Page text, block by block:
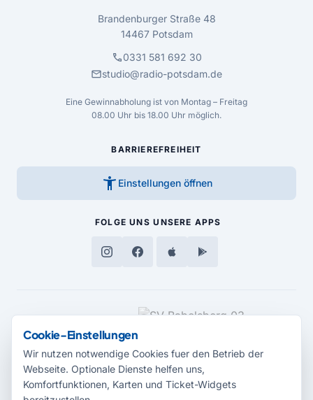
Brandenburger Straße 48
14467 Potsdam
call0331 581 692 30
mailstudio@radio-potsdam.de
Eine Gewinnabholung ist von Montag – Freitag
08.00 Uhr bis 18.00 Uhr möglich.
BARRIEREFREIHEIT
accessibility_new Einstellungen öffnen
FOLGE UNS UNSERE APPS
MEDIENPARTNER
Cookie-Einstellungen
Wir nutzen notwendige Cookies fuer den Betrieb der
Webseite. Optionale Dienste helfen uns,
Komfortfunktionen, Karten und Ticket-Widgets